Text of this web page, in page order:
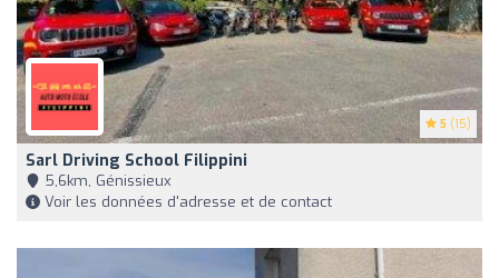
5 (15)
Sarl Driving School Filippini
5,6km, Génissieux
Voir les données d'adresse et de contact